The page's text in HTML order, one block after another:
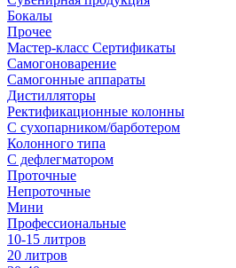
Бокалы
Прочее
Мастер-класс Сертификаты
Самогоноварение
Самогонные аппараты
Дистилляторы
Ректификационные колонны
С сухопарником/барботером
Колонного типа
С дефлегматором
Проточные
Непроточные
Мини
Профессиональные
10-15 литров
20 литров